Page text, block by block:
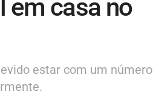
em casa no
estar com um número